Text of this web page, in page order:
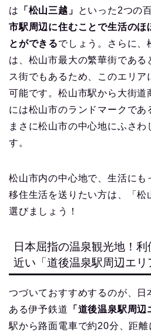
は
「松山三越」 といった2つの
市駅周辺に住むことで生活のほ
とができるでしょう。さらに、
は、松山市最大の繁華街である
ス街でもあるため、このエリア
可能です。松山市駅から大街道
には松山市のランドマークであ
まさに松山市の中心地にふさわ
す。
松山市内の中心地で、生活にも
移住生活を送りたい方は、「松
選びましょう！
日本屈指の温泉観光地！
近い「道後温泉駅周辺エリ
つづいておすすめするのが、日
ある伊予鉄道
「道後温泉駅周辺
駅から路面電車で約20分、距